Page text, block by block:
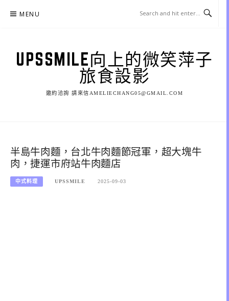
MENU
UPSSMILE向上的微笑萍子
旅食設影
邀約洽詢 請來信AMELIECHANG05@GMAIL.COM
半島牛肉麵，台北牛肉麵節冠軍，超大塊牛
肉，捷運市府站牛肉麵店
中式料理 UPSSMILE 2025-09-03